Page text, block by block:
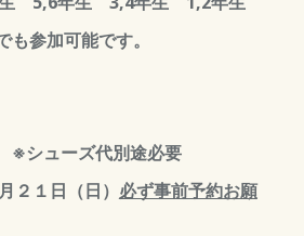
も参加可能です。
※シューズ代別途必要
２１日（日） 必ず事前予約お願